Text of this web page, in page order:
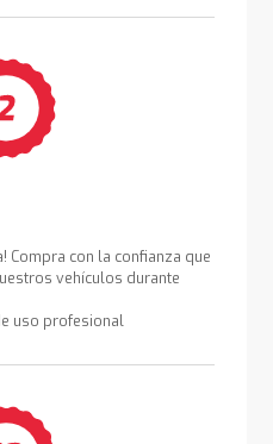
Compra con la confianza que
vehículos durante
uso profesional